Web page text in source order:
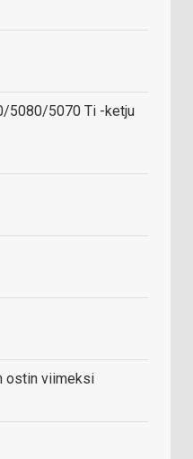
5080/5070 Ti -ketju
ostin viimeksi